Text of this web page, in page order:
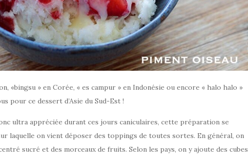
«bingsu » en Corée, « es campur » en Indonésie ou encore « halo halo »
pour ce dessert d’Asie du Sud-Est !
ultra appréciée durant ces jours caniculaires, cette préparation se
laquelle on vient déposer des toppings de toutes sortes. En général, on
sucré et des morceaux de fruits. Selon les pays, on y ajoute des cubes